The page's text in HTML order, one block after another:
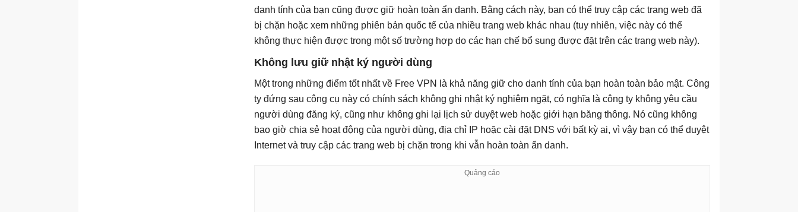
danh tính của bạn cũng được giữ hoàn toàn ẩn danh. Bằng cách này, bạn có thể truy cập các trang web đã
bị chặn hoặc xem những phiên bản quốc tế của nhiều trang web khác nhau (tuy nhiên, việc này có thể
không thực hiện được trong một số trường hợp do các hạn chế bổ sung được đặt trên các trang web này).
Không lưu giữ nhật ký người dùng
Một trong những điểm tốt nhất về Free VPN là khả năng giữ cho danh tính của bạn hoàn toàn bảo mật. Công
ty đứng sau công cụ này có chính sách không ghi nhật ký nghiêm ngặt, có nghĩa là công ty không yêu cầu
người dùng đăng ký, cũng như không ghi lại lịch sử duyệt web hoặc giới hạn băng thông. Nó cũng không
bao giờ chia sẻ hoạt động của người dùng, địa chỉ IP hoặc cài đặt DNS với bất kỳ ai, vì vậy bạn có thể duyệt
Internet và truy cập các trang web bị chặn trong khi vẫn hoàn toàn ẩn danh.